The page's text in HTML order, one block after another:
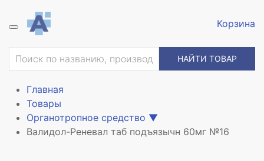
Корзина
НАЙТИ ТОВАР
Главная
Товары
Органотропное средство ▼
Валидол-Реневал таб подъязычн 60мг №16